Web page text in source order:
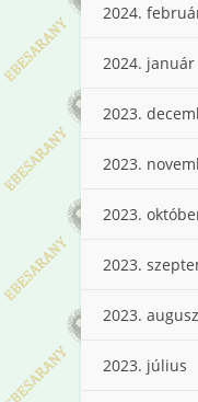
2024.
2024. január
2023.
2023.
2023.
2023.
2023.
2023. július